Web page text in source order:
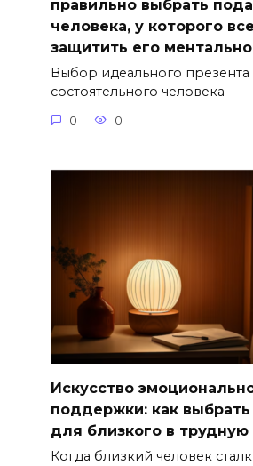
правильно выбрать
человека, у которого
защитить его
Выбор идеального презента
состоятельного человека
0 0
Искусство
поддержки: как
для близкого в трудную
Когда близкий человек